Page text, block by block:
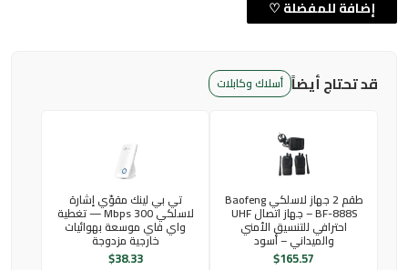
قد تحتاج أيضاً أسلاك وكابلات
طقم 2 جهاز لاسلكي Baofeng
BF-888S – جهاز اتصال UHF
احترافي للتنسيق الأمني
والميداني – أسود
$165.57
تي بي لينك مقوّي إشارة
لاسلكي 300 Mbps — تغطية
واي فاي موسعة بهوائيات
خارجية مزدوجة
$38.33